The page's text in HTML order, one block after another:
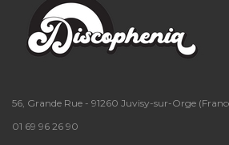
56, Grande Rue - 91260 Juvisy-sur-Orge
01 69 96 26 90